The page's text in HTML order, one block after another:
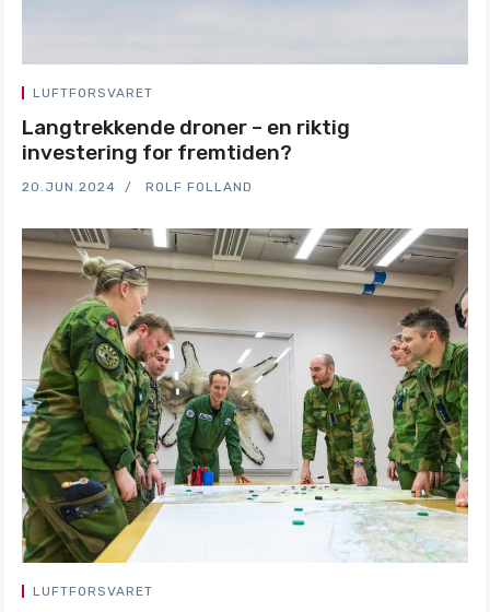
LUFTFORSVARET
Langtrekkende droner – en riktig
investering for fremtiden?
20.JUN.2024 ROLF FOLLAND
LUFTFORSVARET